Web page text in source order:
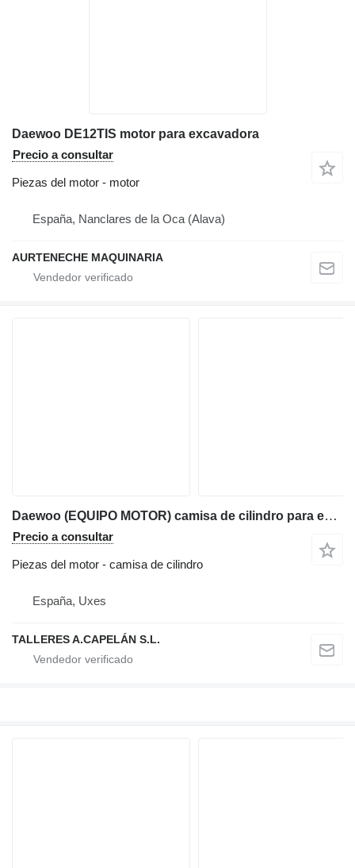
Daewoo DE12TIS motor para excavadora
Precio a consultar
Piezas del motor - motor
España, Nanclares de la Oca (Alava)
AURTENECHE MAQUINARIA
Daewoo (EQUIPO MOTOR) camisa de cilindro para excavadora
Precio a consultar
Piezas del motor - camisa de cilindro
España, Uxes
TALLERES A.CAPELÁN S.L.